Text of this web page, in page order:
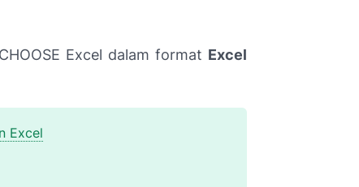
Excel dalam format Excel
Excel